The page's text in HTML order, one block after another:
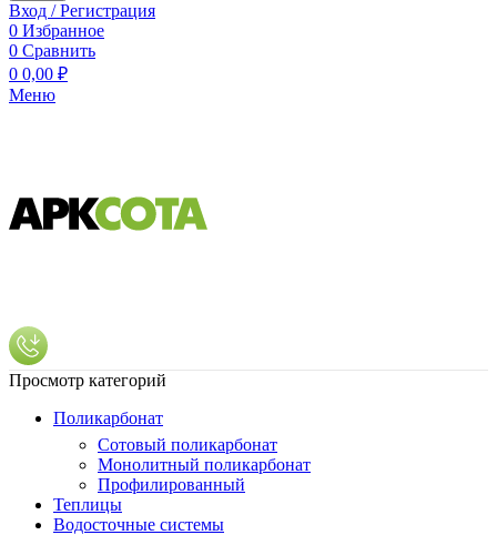
Вход / Регистрация
0 Избранное
0 Сравнить
0 0,00 ₽
Меню
Просмотр категорий
Поликарбонат
Сотовый поликарбонат
Монолитный поликарбонат
Профилированный
Теплицы
Водосточные системы